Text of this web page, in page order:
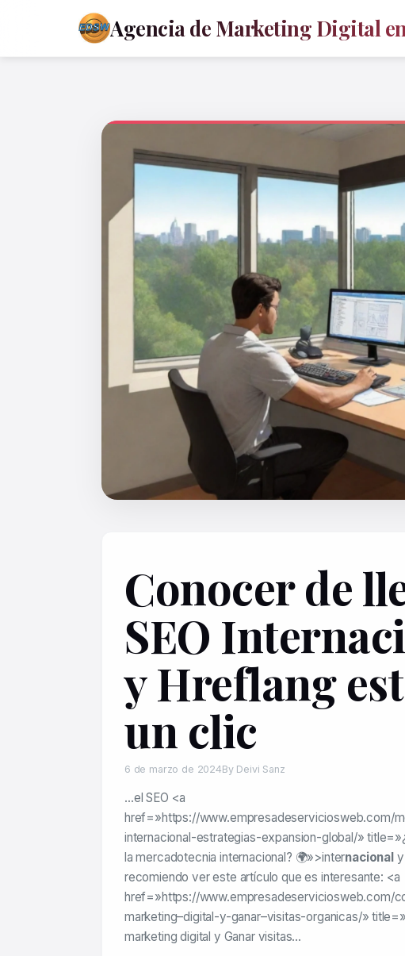
Agencia de Marketing Digital
Conocer de
SEO
y Hreflang
un clic
6 de marzo de 2024By Deivi Sanz
…el SEO <a
href=»https://www.empresadeserviciosweb.com/
internacional-estrategias-expansion-global/»
la mercadotecnia internacional? 🌍»>internacionaly
recomiendo ver este artículo que es interesante: <a
href=»https://www.empresadeserviciosweb.com/
marketing–digital-y-ganar–visitas-organicas/»
marketing digital y Ganar visitas…